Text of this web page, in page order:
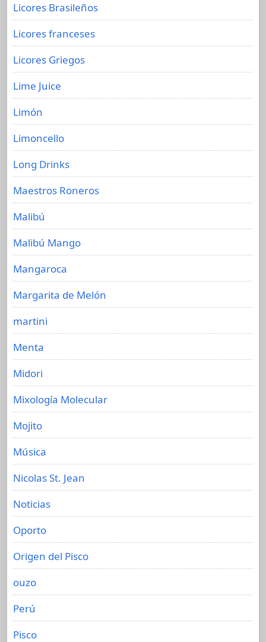
Licores Brasileños
Licores franceses
Licores Griegos
Lime Juice
Limón
Limoncello
Long Drinks
Maestros Roneros
Malibú
Malibú Mango
Mangaroca
Margarita de Melón
martini
Menta
Midori
Mixología Molecular
Mojito
Música
Nicolas St. Jean
Noticias
Oporto
Origen del Pisco
ouzo
Perú
Pisco